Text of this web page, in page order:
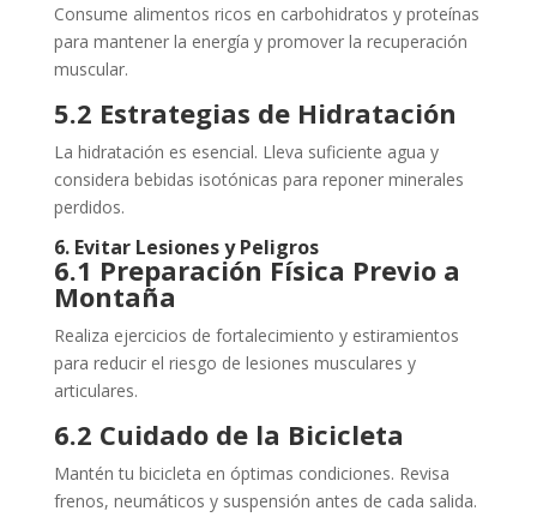
Consume alimentos ricos en carbohidratos y proteínas
para mantener la energía y promover la recuperación
muscular.
5.2 Estrategias de Hidratación
La hidratación es esencial. Lleva suficiente agua y
considera bebidas isotónicas para reponer minerales
perdidos.
6. Evitar Lesiones y Peligros
6.1 Preparación Física Previo a
Montaña
Realiza ejercicios de fortalecimiento y estiramientos
para reducir el riesgo de lesiones musculares y
articulares.
6.2 Cuidado de la Bicicleta
Mantén tu bicicleta en óptimas condiciones. Revisa
frenos, neumáticos y suspensión antes de cada salida.